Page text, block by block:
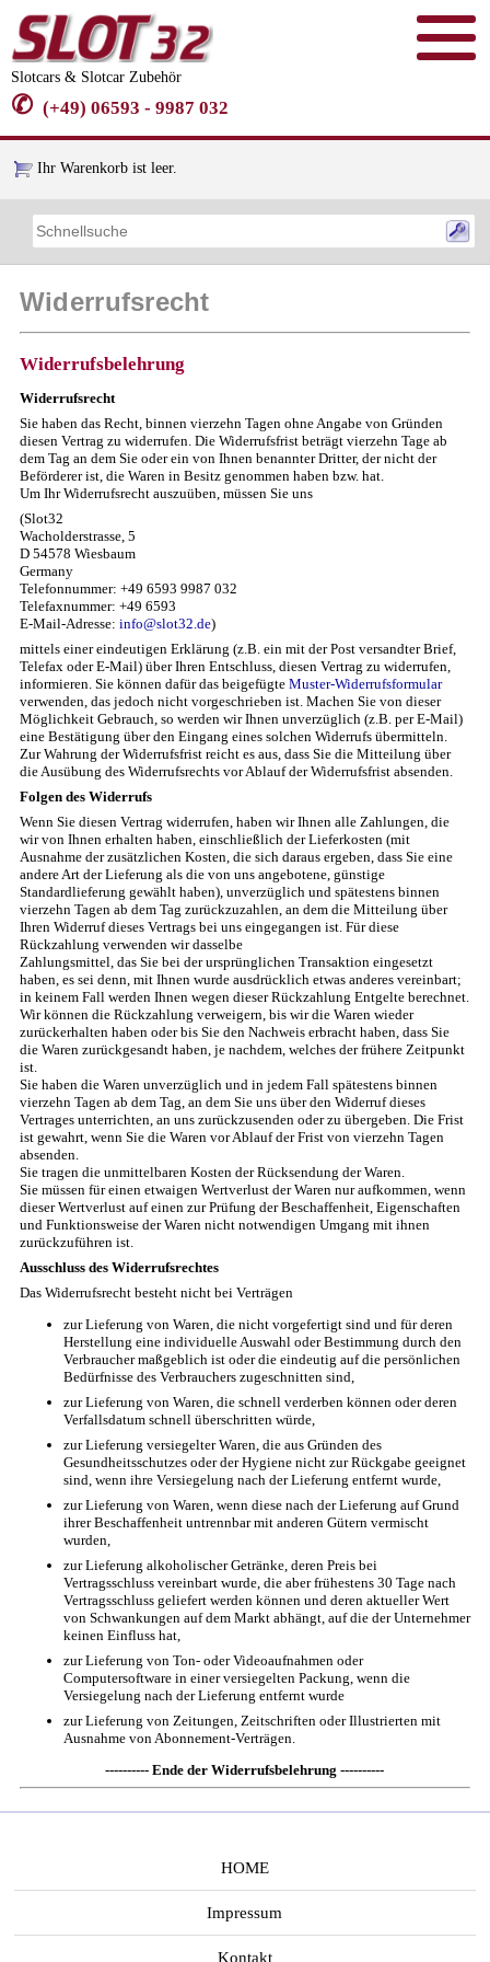
Slotcars & Slotcar Zubehör
✆ (+49) 06593 - 9987 032
Ihr Warenkorb ist leer.
Widerrufsrecht
Widerrufsbelehrung
Widerrufsrecht
Sie haben das Recht, binnen vierzehn Tagen ohne Angabe von Gründen
diesen Vertrag zu widerrufen. Die Widerrufsfrist beträgt vierzehn Tage ab
dem Tag an dem Sie oder ein von Ihnen benannter Dritter, der nicht der
Beförderer ist, die Waren in Besitz genommen haben bzw. hat.
Um Ihr Widerrufsrecht auszuüben, müssen Sie uns
(Slot32
Wacholderstrasse, 5
D 54578 Wiesbaum
Germany
Telefonnummer: +49 6593 9987 032
Telefaxnummer: +49 6593
E-Mail-Adresse: info@slot32.de)
mittels einer eindeutigen Erklärung (z.B. ein mit der Post versandter Brief,
Telefax oder E-Mail) über Ihren Entschluss, diesen Vertrag zu widerrufen,
informieren. Sie können dafür das beigefügte Muster-Widerrufsformular
verwenden, das jedoch nicht vorgeschrieben ist. Machen Sie von dieser
Möglichkeit Gebrauch, so werden wir Ihnen unverzüglich (z.B. per E-Mail)
eine Bestätigung über den Eingang eines solchen Widerrufs übermitteln.
Zur Wahrung der Widerrufsfrist reicht es aus, dass Sie die Mitteilung über
die Ausübung des Widerrufsrechts vor Ablauf der Widerrufsfrist absenden.
Folgen des Widerrufs
Wenn Sie diesen Vertrag widerrufen, haben wir Ihnen alle Zahlungen, die
wir von Ihnen erhalten haben, einschließlich der Lieferkosten (mit
Ausnahme der zusätzlichen Kosten, die sich daraus ergeben, dass Sie eine
andere Art der Lieferung als die von uns angebotene, günstige
Standardlieferung gewählt haben), unverzüglich und spätestens binnen
vierzehn Tagen ab dem Tag zurückzuzahlen, an dem die Mitteilung über
Ihren Widerruf dieses Vertrags bei uns eingegangen ist. Für diese
Rückzahlung verwenden wir dasselbe
Zahlungsmittel, das Sie bei der ursprünglichen Transaktion eingesetzt
haben, es sei denn, mit Ihnen wurde ausdrücklich etwas anderes vereinbart;
in keinem Fall werden Ihnen wegen dieser Rückzahlung Entgelte berechnet.
Wir können die Rückzahlung verweigern, bis wir die Waren wieder
zurückerhalten haben oder bis Sie den Nachweis erbracht haben, dass Sie
die Waren zurückgesandt haben, je nachdem, welches der frühere Zeitpunkt
ist.
Sie haben die Waren unverzüglich und in jedem Fall spätestens binnen
vierzehn Tagen ab dem Tag, an dem Sie uns über den Widerruf dieses
Vertrages unterrichten, an uns zurückzusenden oder zu übergeben. Die Frist
ist gewahrt, wenn Sie die Waren vor Ablauf der Frist von vierzehn Tagen
absenden.
Sie tragen die unmittelbaren Kosten der Rücksendung der Waren.
Sie müssen für einen etwaigen Wertverlust der Waren nur aufkommen, wenn
dieser Wertverlust auf einen zur Prüfung der Beschaffenheit, Eigenschaften
und Funktionsweise der Waren nicht notwendigen Umgang mit ihnen
zurückzuführen ist.
Ausschluss des Widerrufsrechtes
Das Widerrufsrecht besteht nicht bei Verträgen
zur Lieferung von Waren, die nicht vorgefertigt sind und für deren
Herstellung eine individuelle Auswahl oder Bestimmung durch den
Verbraucher maßgeblich ist oder die eindeutig auf die persönlichen
Bedürfnisse des Verbrauchers zugeschnitten sind,
zur Lieferung von Waren, die schnell verderben können oder deren
Verfallsdatum schnell überschritten würde,
zur Lieferung versiegelter Waren, die aus Gründen des
Gesundheitsschutzes oder der Hygiene nicht zur Rückgabe geeignet
sind, wenn ihre Versiegelung nach der Lieferung entfernt wurde,
zur Lieferung von Waren, wenn diese nach der Lieferung auf Grund
ihrer Beschaffenheit untrennbar mit anderen Gütern vermischt
wurden,
zur Lieferung alkoholischer Getränke, deren Preis bei
Vertragsschluss vereinbart wurde, die aber frühestens 30 Tage nach
Vertragsschluss geliefert werden können und deren aktueller Wert
von Schwankungen auf dem Markt abhängt, auf die der Unternehmer
keinen Einfluss hat,
zur Lieferung von Ton- oder Videoaufnahmen oder
Computersoftware in einer versiegelten Packung, wenn die
Versiegelung nach der Lieferung entfernt wurde
zur Lieferung von Zeitungen, Zeitschriften oder Illustrierten mit
Ausnahme von Abonnement-Verträgen.
---------- Ende der Widerrufsbelehrung ----------
HOME
Impressum
Kontakt